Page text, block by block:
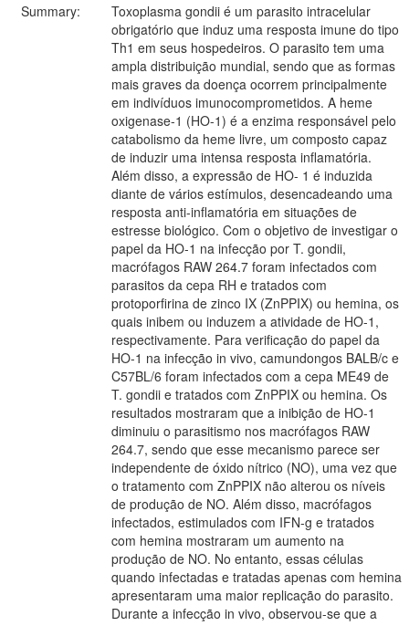
Summary:
Toxoplasma gondii é um parasito intracelular
obrigatório que induz uma resposta imune do tipo
Th1 em seus hospedeiros. O parasito tem uma
ampla distribuição mundial, sendo que as formas
mais graves da doença ocorrem principalmente
em indivíduos imunocomprometidos. A heme
oxigenase-1 (HO-1) é a enzima responsável pelo
catabolismo da heme livre, um composto capaz
de induzir uma intensa resposta inflamatória.
Além disso, a expressão de HO- 1 é induzida
diante de vários estímulos, desencadeando uma
resposta anti-inflamatória em situações de
estresse biológico. Com o objetivo de investigar o
papel da HO-1 na infecção por T. gondii,
macrófagos RAW 264.7 foram infectados com
parasitos da cepa RH e tratados com
protoporfirina de zinco IX (ZnPPIX) ou hemina, os
quais inibem ou induzem a atividade de HO-1,
respectivamente. Para verificação do papel da
HO-1 na infecção in vivo, camundongos BALB/c e
C57BL/6 foram infectados com a cepa ME49 de
T. gondii e tratados com ZnPPIX ou hemina. Os
resultados mostraram que a inibição de HO-1
diminuiu o parasitismo nos macrófagos RAW
264.7, sendo que esse mecanismo parece ser
independente de óxido nítrico (NO), uma vez que
o tratamento com ZnPPIX não alterou os níveis
de produção de NO. Além disso, macrófagos
infectados, estimulados com IFN-g e tratados
com hemina mostraram um aumento na
produção de NO. No entanto, essas células
quando infectadas e tratadas apenas com hemina
apresentaram uma maior replicação do parasito.
Durante a infecção in vivo, observou-se que a